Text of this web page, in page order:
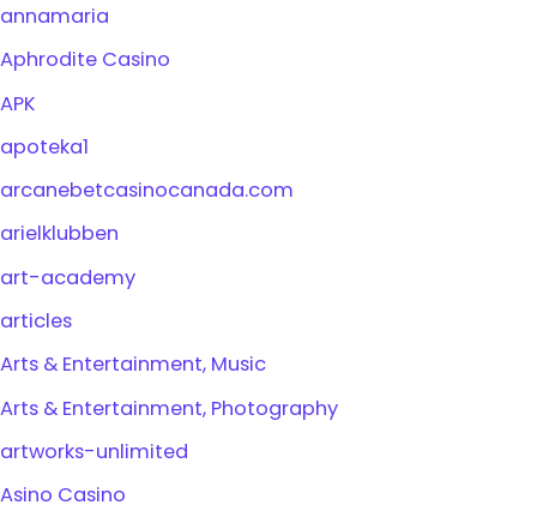
annamaria
Aphrodite Casino
APK
apoteka1
arcanebetcasinocanada.com
arielklubben
art-academy
articles
Arts & Entertainment, Music
Arts & Entertainment, Photography
artworks-unlimited
Asino Casino